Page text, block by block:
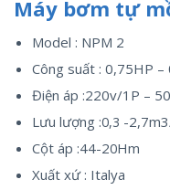
Máy bơm tự
Model : NPM 2
Công suất : 0,75HP –
Điện áp :220v/1P –
Lưu lượng :0,3 -
Cột áp :44-20Hm
Xuất xứ : Italya